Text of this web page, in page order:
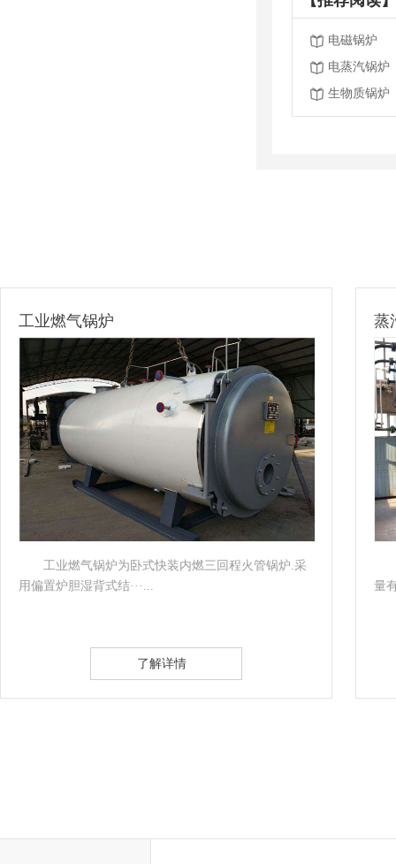
电磁锅炉
电蒸汽锅炉
生物质锅炉
工业燃气锅炉
工业燃气锅炉为卧式快装内燃三回程火管锅炉.采
用偏置炉胆湿背式结···...
了解详情
蒸
量